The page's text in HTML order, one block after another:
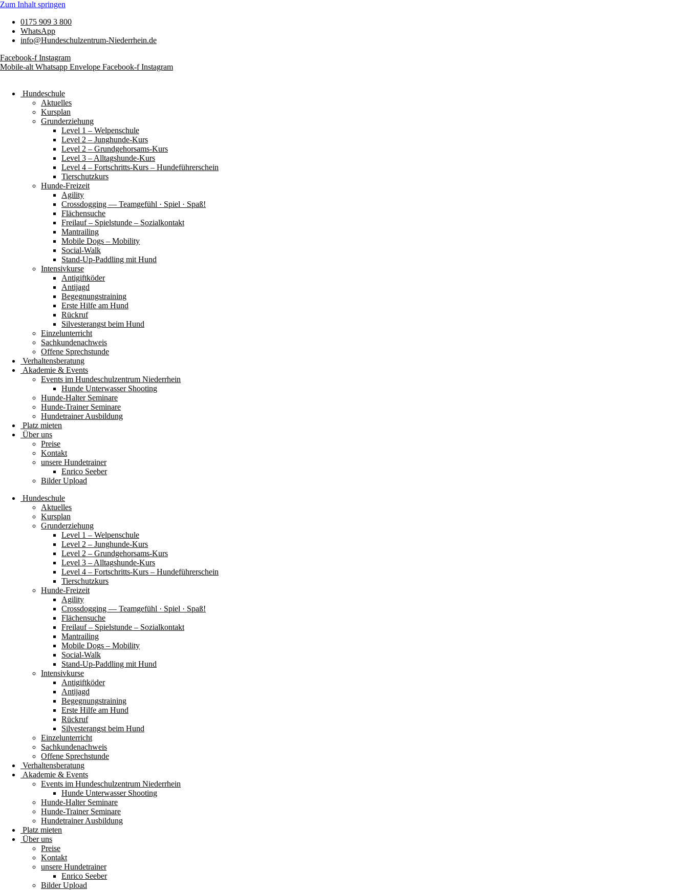
Zum Inhalt springen
0175 909 3 800
WhatsApp
info@Hundeschulzentrum-Niederrhein.de
Facebook-f Instagram
Mobile-alt Whatsapp Envelope Facebook-f Instagram
Hundeschule
Aktuelles
Kursplan
Grunderziehung
Level 1 – Welpenschule
Level 2 – Junghunde-Kurs
Level 2 – Grundgehorsams-Kurs
Level 3 – Alltagshunde-Kurs
Level 4 – Fortschritts-Kurs – Hundeführerschein
Tierschutzkurs
Hunde-Freizeit
Agility
Crossdogging — Teamgefühl · Spiel · Spaß!
Flächensuche
Freilauf – Spielstunde – Sozialkontakt
Mantrailing
Mobile Dogs – Mobility
Social-Walk
Stand-Up-Paddling mit Hund
Intensivkurse
Antigiftköder
Antijagd
Begegnungstraining
Erste Hilfe am Hund
Rückruf
Silvesterangst beim Hund
Einzelunterricht
Sachkundenachweis
Offene Sprechstunde
Verhaltensberatung
Akademie & Events
Events im Hundeschulzentrum Niederrhein
Hunde Unterwasser Shooting
Hunde-Halter Seminare
Hunde-Trainer Seminare
Hundetrainer Ausbildung
Platz mieten
Über uns
Preise
Kontakt
unsere Hundetrainer
Enrico Seeber
Bilder Upload
Hundeschule
Aktuelles
Kursplan
Grunderziehung
Level 1 – Welpenschule
Level 2 – Junghunde-Kurs
Level 2 – Grundgehorsams-Kurs
Level 3 – Alltagshunde-Kurs
Level 4 – Fortschritts-Kurs – Hundeführerschein
Tierschutzkurs
Hunde-Freizeit
Agility
Crossdogging — Teamgefühl · Spiel · Spaß!
Flächensuche
Freilauf – Spielstunde – Sozialkontakt
Mantrailing
Mobile Dogs – Mobility
Social-Walk
Stand-Up-Paddling mit Hund
Intensivkurse
Antigiftköder
Antijagd
Begegnungstraining
Erste Hilfe am Hund
Rückruf
Silvesterangst beim Hund
Einzelunterricht
Sachkundenachweis
Offene Sprechstunde
Verhaltensberatung
Akademie & Events
Events im Hundeschulzentrum Niederrhein
Hunde Unterwasser Shooting
Hunde-Halter Seminare
Hunde-Trainer Seminare
Hundetrainer Ausbildung
Platz mieten
Über uns
Preise
Kontakt
unsere Hundetrainer
Enrico Seeber
Bilder Upload